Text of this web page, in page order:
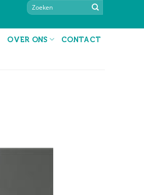
OVER ONS CONTACT